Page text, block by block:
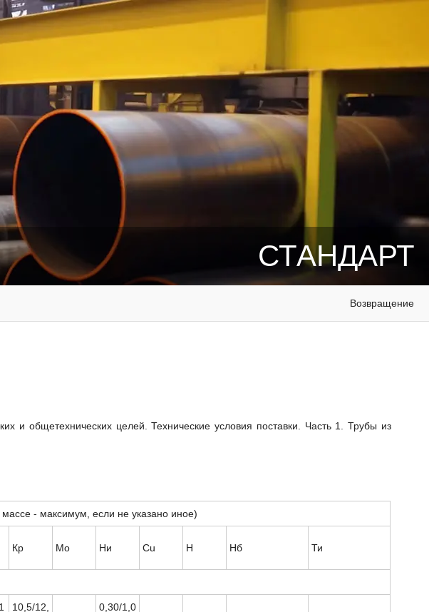
СТАНДАРТ
Возвращение
и общетехнических целей. Технические условия поставки. Часть 1. Трубы из
- максимум, если не указано иное)
Кр Мо Ни Cu Н Нб Ти
10,5/12,
0,30/1,0